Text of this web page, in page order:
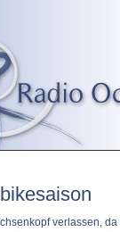
verlassen,